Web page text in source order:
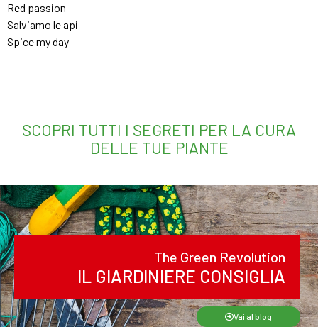
Red passion
Salviamo le api
Spice my day
SCOPRI TUTTI I SEGRETI PER LA CURA
DELLE TUE PIANTE
The Green Revolution
IL GIARDINIERE CONSIGLIA
Vai al blog